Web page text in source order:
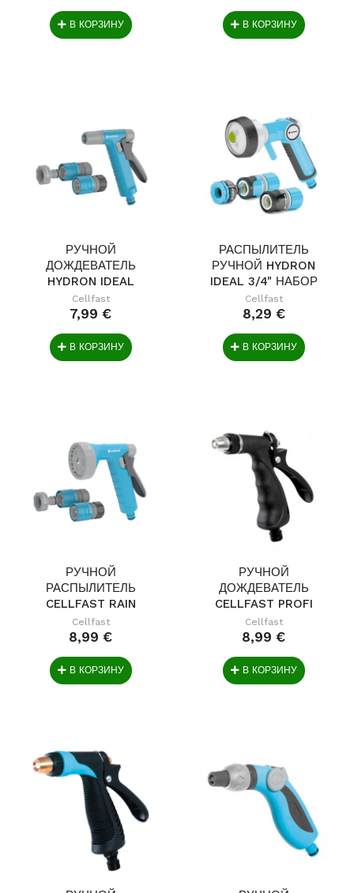
В КОРЗИНУ В КОРЗИНУ
РУЧНОЙ
ДОЖДЕВАТЕЛЬ
HYDRON IDEAL
НАБОР 1/2" - 5/8"
Cellfast
7,99 €
В КОРЗИНУ
РАСПЫЛИТЕЛЬ
РУЧНОЙ HYDRON
IDEAL 3/4" НАБОР
Cellfast
8,29 €
В КОРЗИНУ
РУЧНОЙ
РАСПЫЛИТЕЛЬ
CELLFAST RAIN
IDEAL 1/2" НАБО
Cellfast
8,99 €
В КОРЗИНУ
РУЧНОЙ
ДОЖДЕВАТЕЛЬ
CELLFAST PROFI
IDEAL
Cellfast
8,99 €
В КОРЗИНУ